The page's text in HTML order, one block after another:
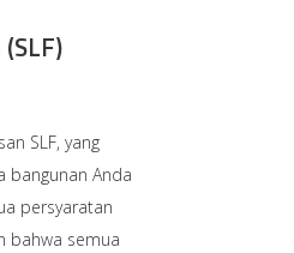
SLF, yang
bangunan Anda
persyaratan
bahwa semua